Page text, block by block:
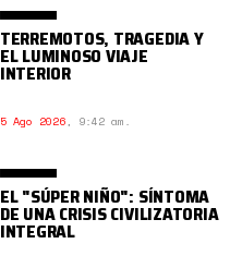
TERREMOTOS, TRAGEDIA Y
EL LUMINOSO VIAJE
INTERIOR
5 Ago 2026, 9:42 am.
EL "SÚPER NIÑO": SÍNTOMA
DE UNA CRISIS CIVILIZATORIA
INTEGRAL